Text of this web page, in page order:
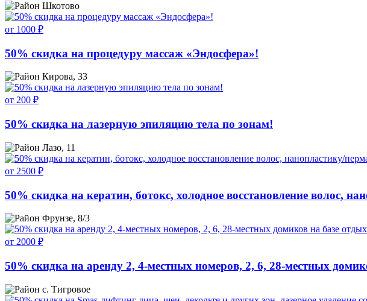
Шкотово
от 1000 ₽
50% скидка на процедуру массаж «Эндосфера»!
Кирова, 33
от 200 ₽
50% скидка на лазерную эпиляцию тела по зонам!
Лазо, 11
от 2500 ₽
50% скидка на кератин, ботокс, холодное восстановление волос,
Фрунзе, 8/3
от 2000 ₽
50% скидка на аренду 2, 4-местных номеров, 2, 6, 28-местных
с. Тигровое